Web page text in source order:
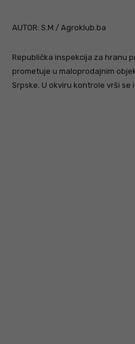
AUTOR: S.M / Agroklub.ba
Republička inspekcija za hranu
prometuje u maloprodajnim
Srpske. U okviru kontrole vrši